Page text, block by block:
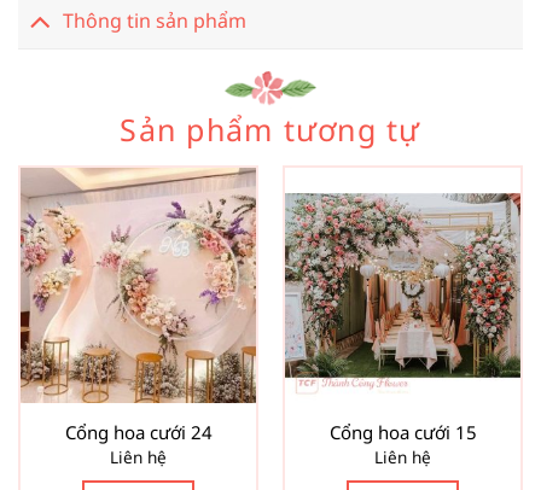
Thông tin sản phẩm
Sản phẩm tương tự
Cổng hoa cưới 24
Liên hệ
Cổng hoa cưới 15
Liên hệ